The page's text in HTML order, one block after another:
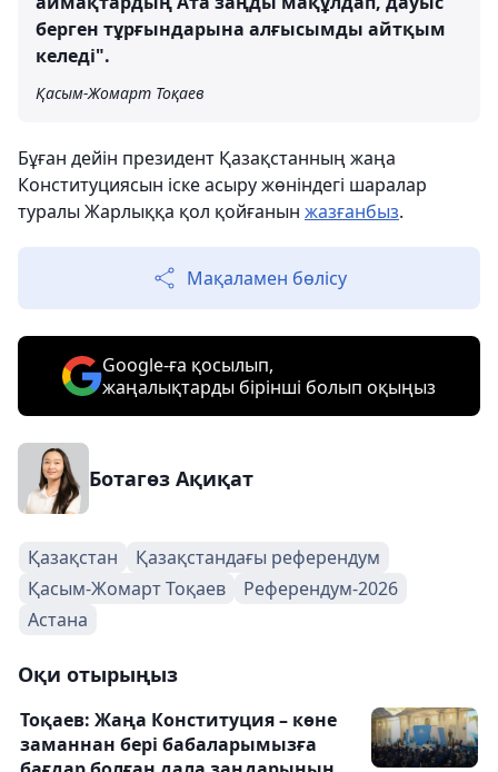
берген тұрғындарына алғысымды айтқым
келеді".
Қасым-Жомарт Тоқаев
Бұған дейін президент Қазақстанның жаңа
Конституциясын іске асыру жөніндегі шаралар
туралы Жарлыққа қол қойғанын жазғанбыз.
Мақаламен бөлісу
Google-ға қосылып,
жаңалықтарды бірінші болып оқыңыз
Ботагөз Ақиқат
Қазақстан
Қазақстандағы референдум
Қасым-Жомарт Тоқаев
Референдум-2026
Астана
Оқи отырыңыз
Тоқаев: Жаңа Конституция – көне
заманнан бері бабаларымызға